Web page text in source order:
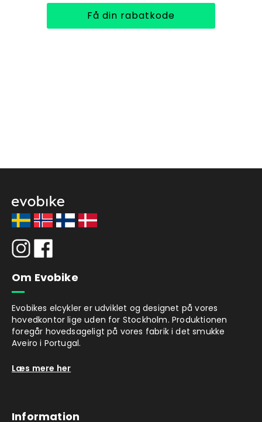
Få din rabatkode
Om Evobike
Evobikes elcykler er udviklet og designet på vores
hovedkontor lige uden for Stockholm. Produktionen
foregår hovedsageligt på vores fabrik i det smukke
Aveiro i Portugal.
Læs mere her
Information